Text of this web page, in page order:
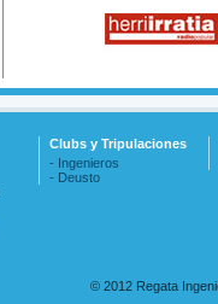
Clubs y Tripulaciones
- Ingenieros
- Deusto
© 2012 Regata